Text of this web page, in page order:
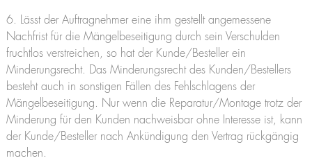
6. Lässt der Auftragnehmer eine ihm gestellt angemessene
Nachfrist für die Mängelbeseitigung durch sein Verschulden
fruchtlos verstreichen, so hat der Kunde/Besteller ein
Minderungsrecht. Das Minderungsrecht des Kunden/Bestellers
besteht auch in sonstigen Fällen des Fehlschlagens der
Mängelbeseitigung. Nur wenn die Reparatur/Montage trotz der
Minderung für den Kunden nachweisbar ohne Interesse ist, kann
der Kunde/Besteller nach Ankündigung den Vertrag rückgängig
machen.